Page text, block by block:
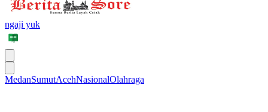
ngaji yuk
MedanSumutAcehNasionalOlahraga